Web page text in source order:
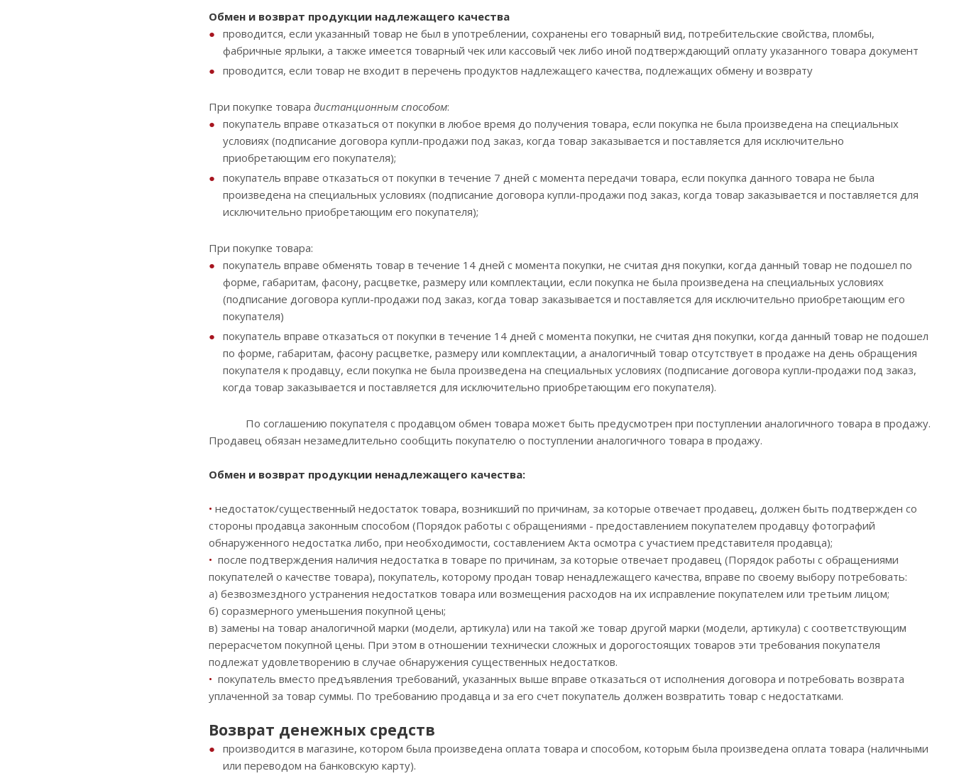
Обмен и возврат продукции надлежащего качества
проводится, если указанный товар не был в употреблении, сохранены его товарный вид, потребительские свойства, пломбы,
фабричные ярлыки, а также имеется товарный чек или кассовый чек либо иной подтверждающий оплату указанного товара документ
проводится, если товар не входит в перечень продуктов надлежащего качества, подлежащих обмену и возврату
При покупке товара дистанционным способом:
покупатель вправе отказаться от покупки в любое время до получения товара, если покупка не была произведена на специальных
условиях (подписание договора купли-продажи под заказ, когда товар заказывается и поставляется для исключительно
приобретающим его покупателя);
покупатель вправе отказаться от покупки в течение 7 дней с момента передачи товара, если покупка данного товара не была
произведена на специальных условиях (подписание договора купли-продажи под заказ, когда товар заказывается и поставляется для
исключительно приобретающим его покупателя);
При покупке товара:
покупатель вправе обменять товар в течение 14 дней с момента покупки, не считая дня покупки, когда данный товар не подошел по
форме, габаритам, фасону, расцветке, размеру или комплектации, если покупка не была произведена на специальных условиях
(подписание договора купли-продажи под заказ, когда товар заказывается и поставляется для исключительно приобретающим его
покупателя)
покупатель вправе отказаться от покупки в течение 14 дней с момента покупки, не считая дня покупки, когда данный товар не подошел
по форме, габаритам, фасону расцветке, размеру или комплектации, а аналогичный товар отсутствует в продаже на день обращения
покупателя к продавцу, если покупка не была произведена на специальных условиях (подписание договора купли-продажи под заказ,
когда товар заказывается и поставляется для исключительно приобретающим его покупателя).
По соглашению покупателя с продавцом обмен товара может быть предусмотрен при поступлении аналогичного товара в продажу.
Продавец обязан незамедлительно сообщить покупателю о поступлении аналогичного товара в продажу.
Обмен и возврат продукции ненадлежащего качества:
• недостаток/существенный недостаток товара, возникший по причинам, за которые отвечает продавец, должен быть подтвержден со
стороны продавца законным способом (Порядок работы с обращениями - предоставлением покупателем продавцу фотографий
обнаруженного недостатка либо, при необходимости, составлением Акта осмотра с участием представителя продавца);
• после подтверждения наличия недостатка в товаре по причинам, за которые отвечает продавец (Порядок работы с обращениями
покупателей о качестве товара), покупатель, которому продан товар ненадлежащего качества, вправе по своему выбору потребовать:
а) безвозмездного устранения недостатков товара или возмещения расходов на их исправление покупателем или третьим лицом;
б) соразмерного уменьшения покупной цены;
в) замены на товар аналогичной марки (модели, артикула) или на такой же товар другой марки (модели, артикула) с соответствующим
перерасчетом покупной цены. При этом в отношении технически сложных и дорогостоящих товаров эти требования покупателя
подлежат удовлетворению в случае обнаружения существенных недостатков.
• покупатель вместо предъявления требований, указанных выше вправе отказаться от исполнения договора и потребовать возврата
уплаченной за товар суммы. По требованию продавца и за его счет покупатель должен возвратить товар с недостатками.
Возврат денежных средств
производится в магазине, котором была произведена оплата товара и способом, которым была произведена оплата товара (наличными
или переводом на банковскую карту).